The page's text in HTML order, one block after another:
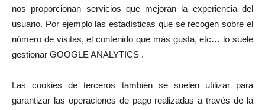
nos proporcionan servicios que mejoran la experiencia del
usuario. Por ejemplo las estadísticas que se recogen sobre el
número de visitas, el contenido que más gusta, etc… lo suele
gestionar GOOGLE ANALYTICS .
Las cookies de terceros también se suelen utilizar para
garantizar las operaciones de pago realizadas a través de la